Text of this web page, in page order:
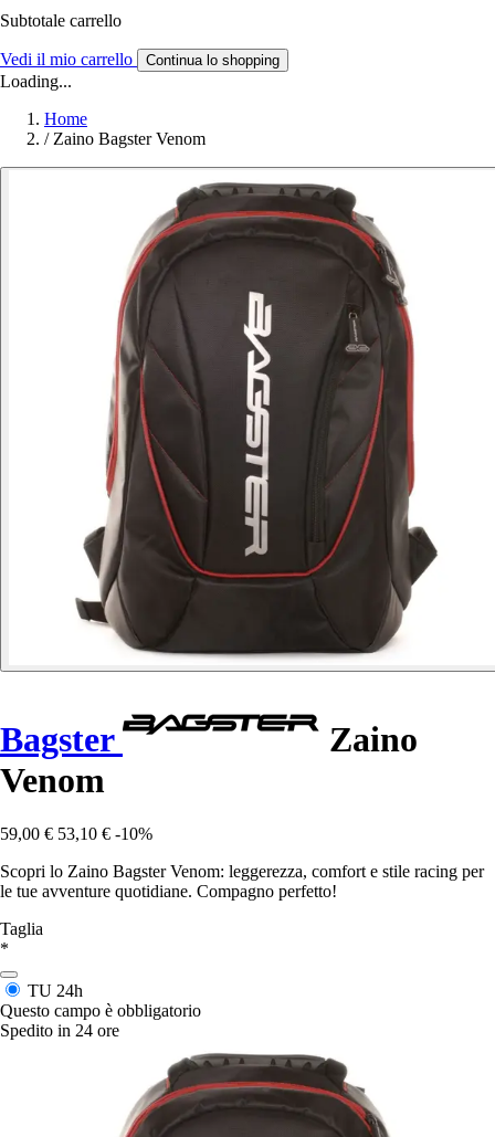
Subtotale carrello
Vedi il mio carrello Continua lo shopping
Loading...
Home
/ Zaino Bagster Venom
Bagster
Zaino
Venom
59,00 € 53,10 € -10%
Scopri lo Zaino Bagster Venom: leggerezza, comfort e stile racing per
le tue avventure quotidiane. Compagno perfetto!
Taglia
*
TU 24h
Questo campo è obbligatorio
Spedito in 24 ore